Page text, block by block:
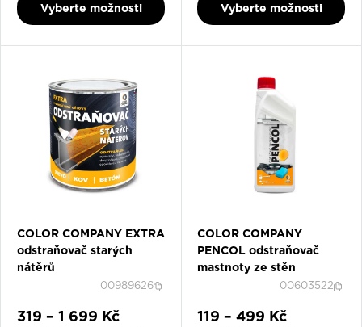
Vyberte možnosti Vyberte možnosti
COLOR COMPANY EXTRA
odstraňovač starých
nátěrů
00989626
Slevová cena
319 – 1 699 Kč
COLOR COMPANY
PENCOL odstraňovač
mastnoty ze stěn
00603522
Slevová cena
119 – 499 Kč